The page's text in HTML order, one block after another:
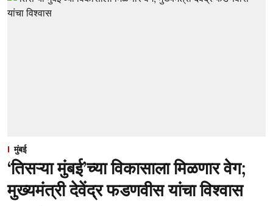
मुंबई
‘तिसऱ्या मुंबई’च्या विकासाला मिळणार वेग;
मुख्यमंत्री देवेंद्र फडणवीस यांचा विश्वास